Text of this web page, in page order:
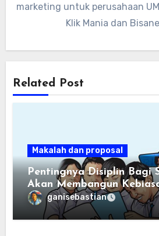
marketing untuk perusahaan
Klik Mania dan
Related Post
Makalah dan proposal
Pentingnya Disiplin Bagi
Akan Membangun
ganisebastian